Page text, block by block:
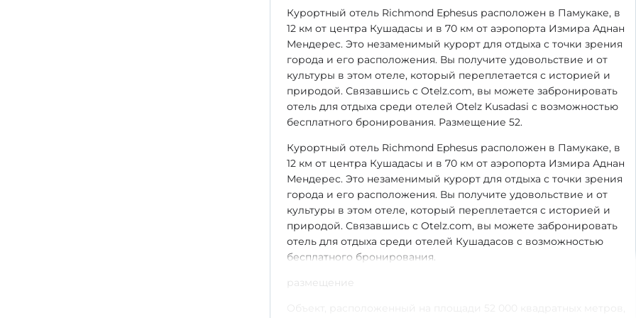
Курортный отель Richmond Ephesus расположен в Памукаке, в
12 км от центра Кушадасы и в 70 км от аэропорта Измира Аднан
Мендерес. Это незаменимый курорт для отдыха с точки зрения
города и его расположения. Вы получите удовольствие и от
культуры в этом отеле, который переплетается с историей и
природой. Связавшись с Otelz.com, вы можете забронировать
отель для отдыха среди отелей Otelz Kusadasi с возможностью
бесплатного бронирования. Размещение 52.
Курортный отель Richmond Ephesus расположен в Памукаке, в
12 км от центра Кушадасы и в 70 км от аэропорта Измира Аднан
Мендерес. Это незаменимый курорт для отдыха с точки зрения
города и его расположения. Вы получите удовольствие и от
культуры в этом отеле, который переплетается с историей и
природой. Связавшись с Otelz.com, вы можете забронировать
отель для отдыха среди отелей Кушадасов с возможностью
бесплатного бронирования.
размещение